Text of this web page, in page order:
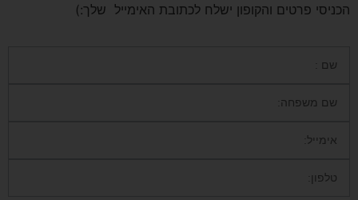
הכניסי פרטים והקופון ישלח לכתובת האימייל שלך:)